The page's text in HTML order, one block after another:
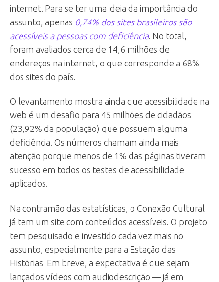
internet. Para se ter uma ideia da importância do
assunto, apenas 0,74% dos sites brasileiros são
acessíveis a pessoas com deficiência. No total,
foram avaliados cerca de 14,6 milhões de
endereços na internet, o que corresponde a 68%
dos sites do país.
O levantamento mostra ainda que acessibilidade na
web é um desafio para 45 milhões de cidadãos
(23,92% da população) que possuem alguma
deficiência. Os números chamam ainda mais
atenção porque menos de 1% das páginas tiveram
sucesso em todos os testes de acessibilidade
aplicados.
Na contramão das estatísticas, o Conexão Cultural
já tem um site com conteúdos acessíveis. O projeto
tem pesquisado e investido cada vez mais no
assunto, especialmente para a Estação das
Histórias. Em breve, a expectativa é que sejam
lançados vídeos com audiodescrição — já em